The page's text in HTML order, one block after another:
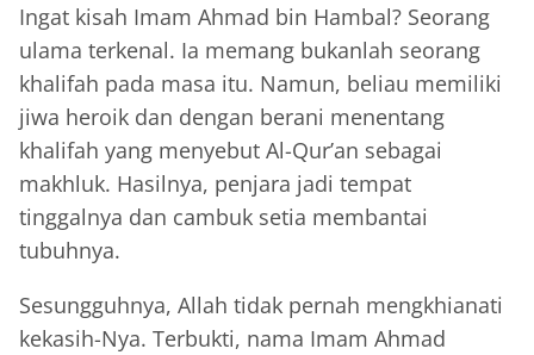
Ingat kisah Imam Ahmad bin Hambal? Seorang
ulama terkenal. Ia memang bukanlah seorang
khalifah pada masa itu. Namun, beliau memiliki
jiwa heroik dan dengan berani menentang
khalifah yang menyebut Al-Qur’an sebagai
makhluk. Hasilnya, penjara jadi tempat
tinggalnya dan cambuk setia membantai
tubuhnya.
Sesungguhnya, Allah tidak pernah mengkhianati
kekasih-Nya. Terbukti, nama Imam Ahmad